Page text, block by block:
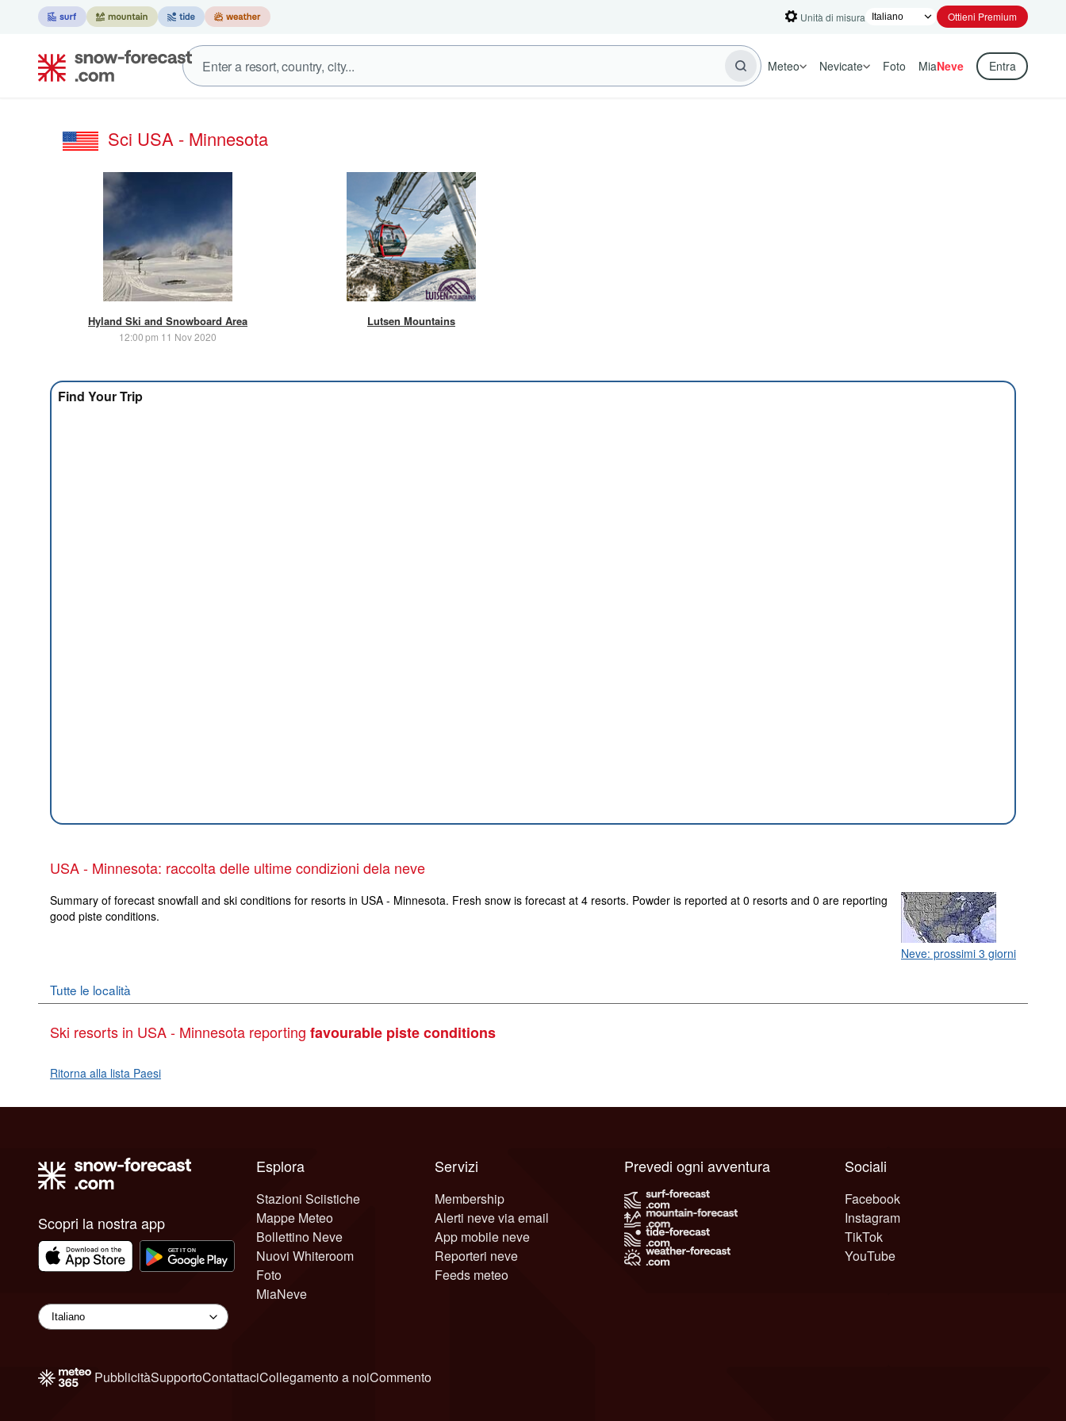
Unità di misura Ottieni Premium
Meteo Nevicate Foto MiaNeve Entra
Sci USA - Minnesota
Hyland Ski and Snowboard Area
12:00 pm 11 Nov 2020
Lutsen Mountains
Find Your Trip
USA - Minnesota: raccolta delle ultime condizioni dela neve
Neve: prossimi 3 giorni
Summary of forecast snowfall and ski conditions for resorts in USA - Minnesota. Fresh snow is forecast at 4 resorts. Powder is reported at 0 resorts and 0 are reporting
good piste conditions.
Tutte le località
Ski resorts in USA - Minnesota reporting favourable piste conditions
Ritorna alla lista Paesi
Scopri la nostra app
Esplora
Stazioni Sciistiche
Mappe Meteo
Bollettino Neve
Nuovi Whiteroom
Foto
MiaNeve
Servizi
Membership
Alerti neve via email
App mobile neve
Reporteri neve
Feeds meteo
Sociali
Facebook
Instagram
TikTok
YouTube
Prevedi ogni avventura
PubblicitàSupportoContattaciCollegamento a noiCommento